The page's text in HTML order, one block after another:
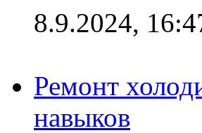
8.9.2024,
Ремонт
навыков